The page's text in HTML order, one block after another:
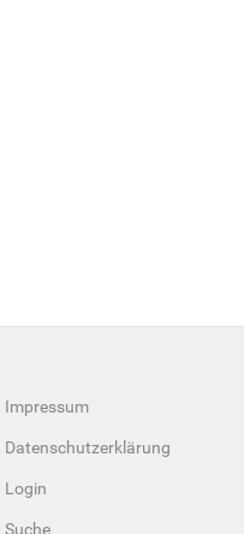
Impressum
Datenschutzerklärung
Login
Suche